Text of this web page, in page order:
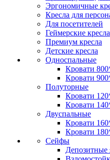
Эргономичные
Кресла для
Для посетителей
Геймерские кресла
Премиум кресла
Детские кресла
Односпальные
Кровати
Кровати
Полуторные
Кровати
Кровати
Двуспальные
Кровати
Кровати
Сейфы
Депозитные